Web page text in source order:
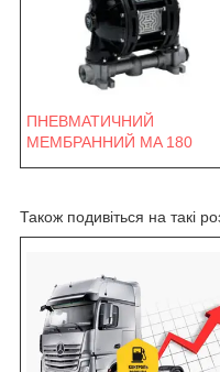
ПНЕВМАТИЧНИЙ
МЕМБРАННИЙ MA 180
Також подивіться на такі